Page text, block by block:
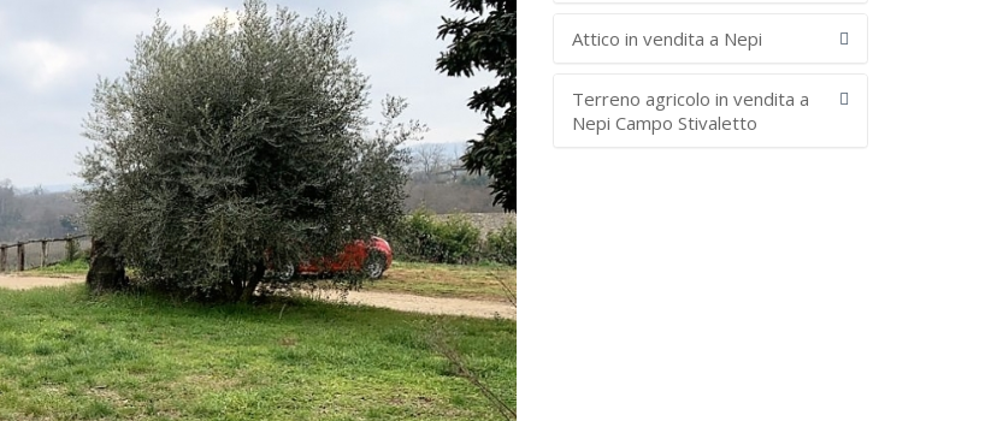
Attico in vendita a Nepi
Terreno agricolo in vendita a
Nepi Campo Stivaletto